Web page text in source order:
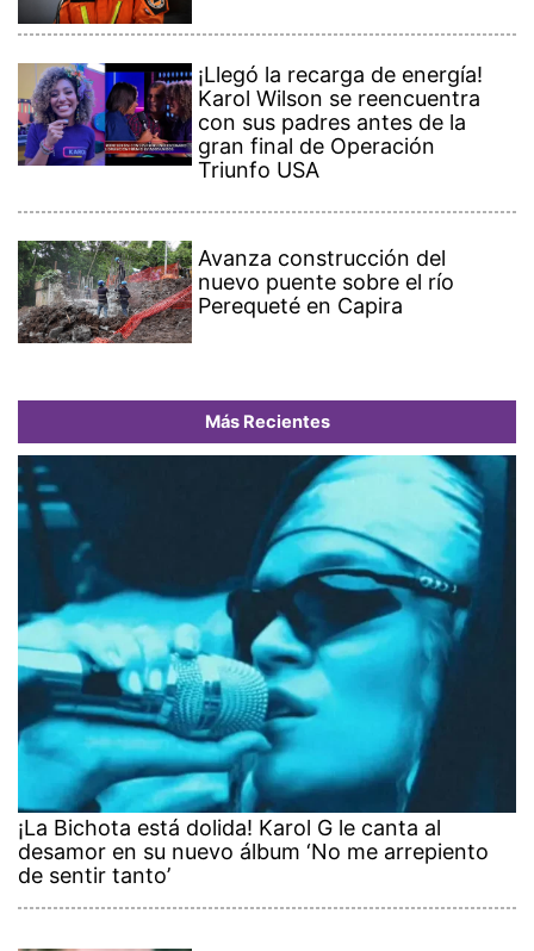
¡Llegó la recarga de energía!
Karol Wilson se reencuentra
con sus padres antes de la
gran final de Operación
Triunfo USA
Avanza construcción del
nuevo puente sobre el río
Perequeté en Capira
Más Recientes
¡La Bichota está dolida! Karol G le canta al
desamor en su nuevo álbum ‘No me arrepiento
de sentir tanto’